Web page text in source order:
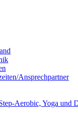
Ansprechpartner
Aerobic, Yoga und